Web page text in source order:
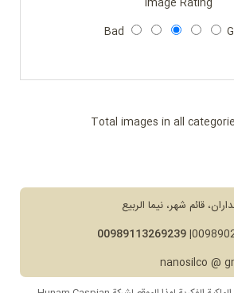
Image Rating
Bad
Total images in all
قائم شهر، نیما الربيع
00989113269239
nanosilco @